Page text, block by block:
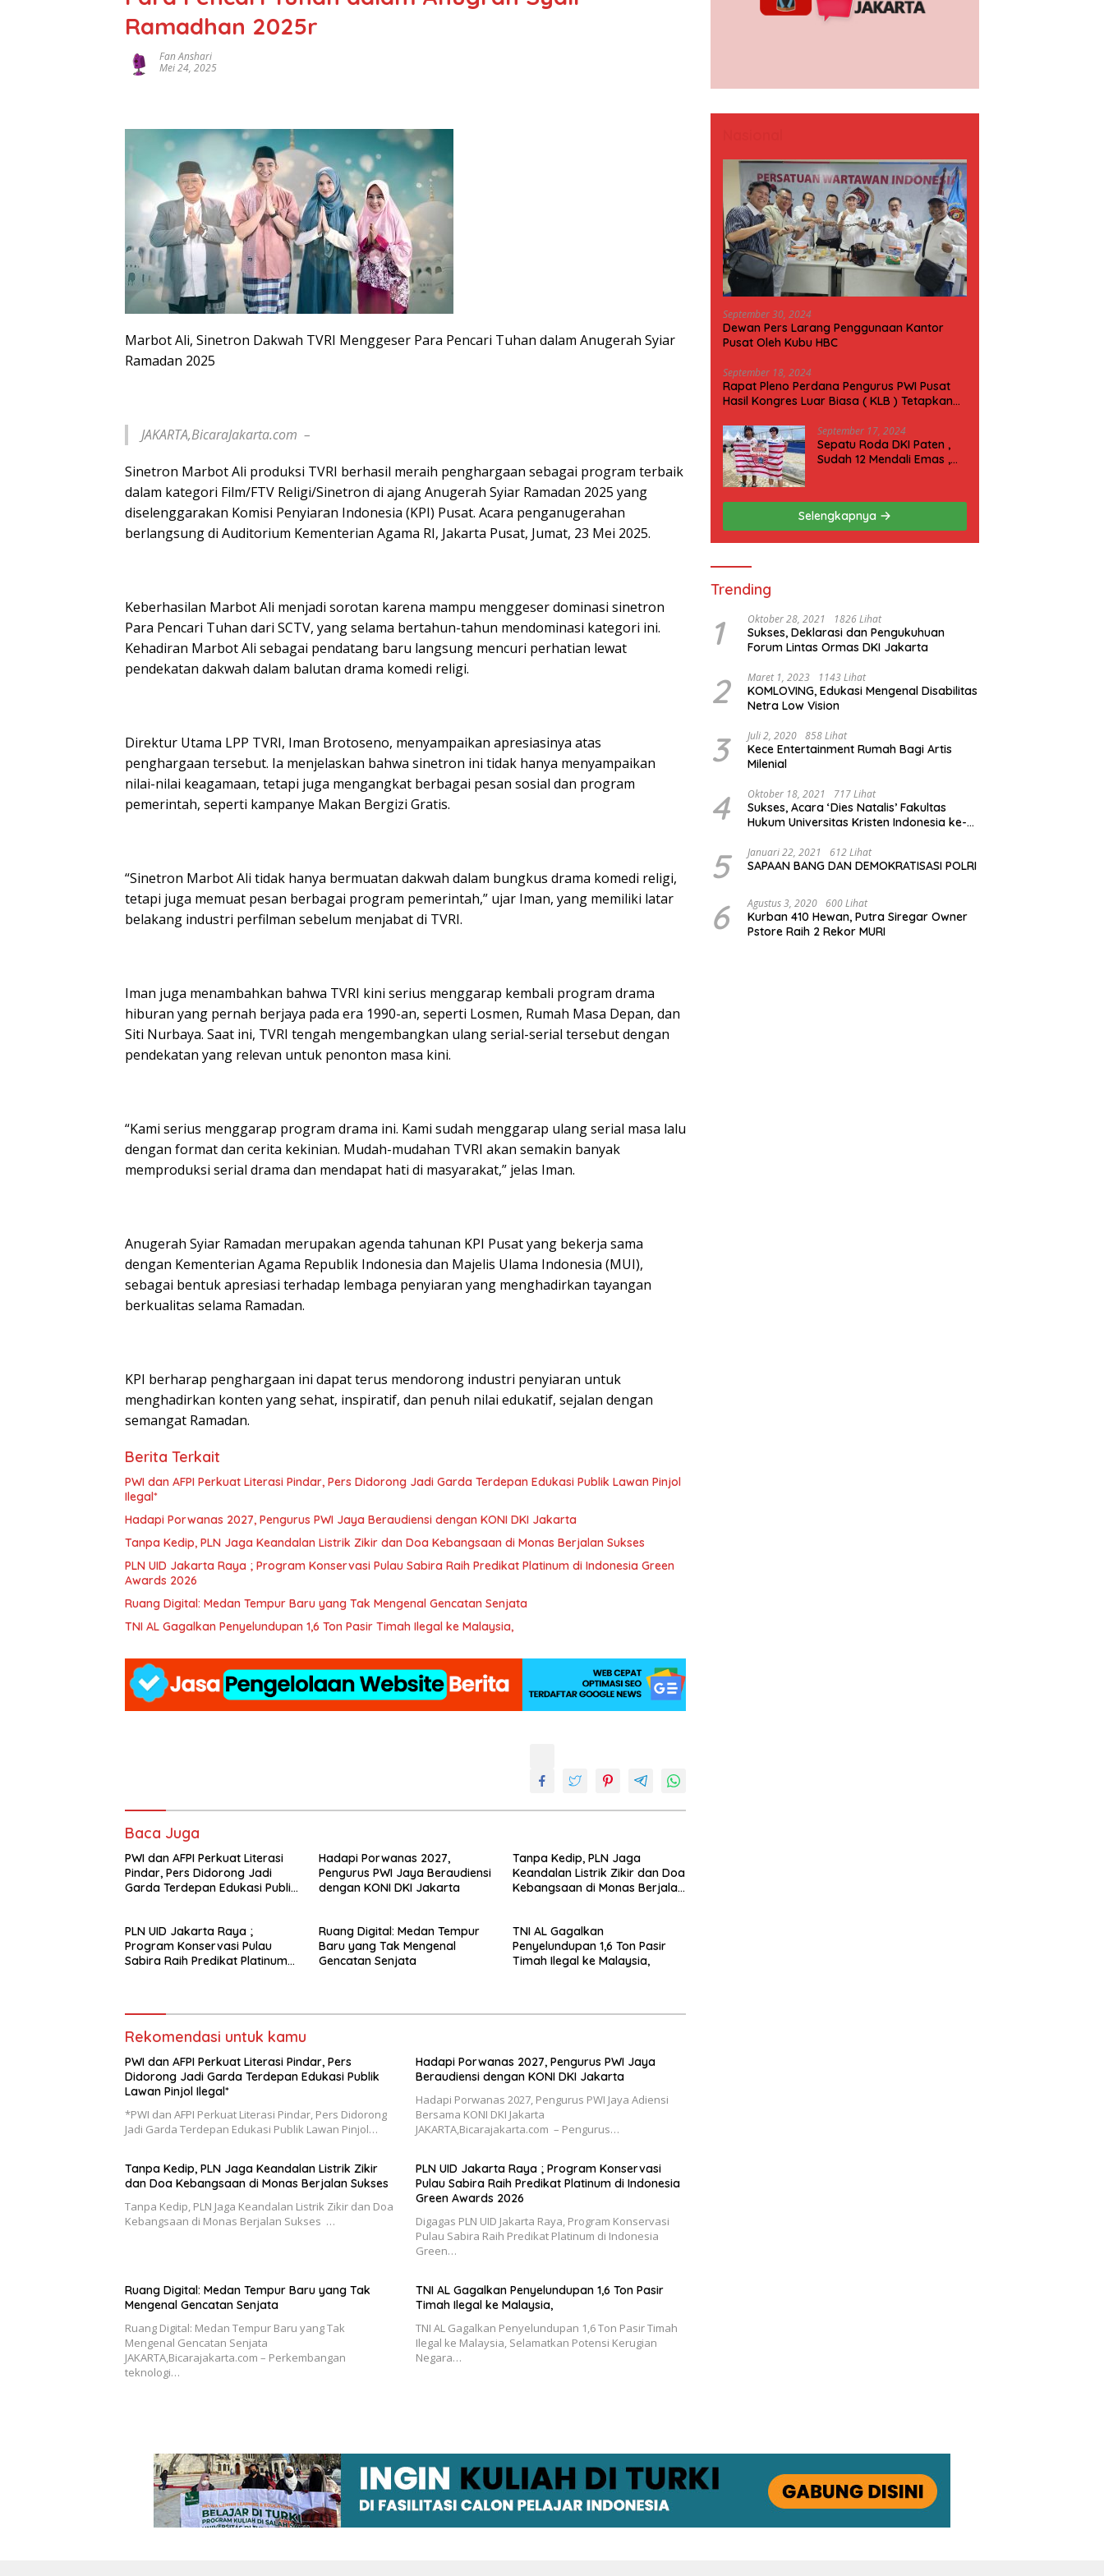
Ramadhan 2025r
Fan Anshari
Mei 24, 2025
Marbot Ali, Sinetron Dakwah TVRI Menggeser Para Pencari Tuhan dalam Anugerah Syiar
Ramadan 2025
JAKARTA,BicaraJakarta.com –
Sinetron Marbot Ali produksi TVRI berhasil meraih penghargaan sebagai program terbaik
dalam kategori Film/FTV Religi/Sinetron di ajang Anugerah Syiar Ramadan 2025 yang
diselenggarakan Komisi Penyiaran Indonesia (KPI) Pusat. Acara penganugerahan
berlangsung di Auditorium Kementerian Agama RI, Jakarta Pusat, Jumat, 23 Mei 2025.
Keberhasilan Marbot Ali menjadi sorotan karena mampu menggeser dominasi sinetron
Para Pencari Tuhan dari SCTV, yang selama bertahun-tahun mendominasi kategori ini.
Kehadiran Marbot Ali sebagai pendatang baru langsung mencuri perhatian lewat
pendekatan dakwah dalam balutan drama komedi religi.
Direktur Utama LPP TVRI, Iman Brotoseno, menyampaikan apresiasinya atas
penghargaan tersebut. Ia menjelaskan bahwa sinetron ini tidak hanya menyampaikan
nilai-nilai keagamaan, tetapi juga mengangkat berbagai pesan sosial dan program
pemerintah, seperti kampanye Makan Bergizi Gratis.
“Sinetron Marbot Ali tidak hanya bermuatan dakwah dalam bungkus drama komedi religi,
tetapi juga memuat pesan berbagai program pemerintah,” ujar Iman, yang memiliki latar
belakang industri perfilman sebelum menjabat di TVRI.
Iman juga menambahkan bahwa TVRI kini serius menggarap kembali program drama
hiburan yang pernah berjaya pada era 1990-an, seperti Losmen, Rumah Masa Depan, dan
Siti Nurbaya. Saat ini, TVRI tengah mengembangkan ulang serial-serial tersebut dengan
pendekatan yang relevan untuk penonton masa kini.
“Kami serius menggarap program drama ini. Kami sudah menggarap ulang serial masa lalu
dengan format dan cerita kekinian. Mudah-mudahan TVRI akan semakin banyak
memproduksi serial drama dan mendapat hati di masyarakat,” jelas Iman.
Anugerah Syiar Ramadan merupakan agenda tahunan KPI Pusat yang bekerja sama
dengan Kementerian Agama Republik Indonesia dan Majelis Ulama Indonesia (MUI),
sebagai bentuk apresiasi terhadap lembaga penyiaran yang menghadirkan tayangan
berkualitas selama Ramadan.
KPI berharap penghargaan ini dapat terus mendorong industri penyiaran untuk
menghadirkan konten yang sehat, inspiratif, dan penuh nilai edukatif, sejalan dengan
semangat Ramadan.
Berita Terkait
PWI dan AFPI Perkuat Literasi Pindar, Pers Didorong Jadi Garda Terdepan Edukasi Publik Lawan Pinjol
Ilegal*
Hadapi Porwanas 2027, Pengurus PWI Jaya Beraudiensi dengan KONI DKI Jakarta
Tanpa Kedip, PLN Jaga Keandalan Listrik Zikir dan Doa Kebangsaan di Monas Berjalan Sukses
PLN UID Jakarta Raya ; Program Konservasi Pulau Sabira Raih Predikat Platinum di Indonesia Green
Awards 2026
Ruang Digital: Medan Tempur Baru yang Tak Mengenal Gencatan Senjata
TNI AL Gagalkan Penyelundupan 1,6 Ton Pasir Timah Ilegal ke Malaysia,
Baca Juga
PWI dan AFPI Perkuat Literasi
Pindar, Pers Didorong Jadi
Garda Terdepan Edukasi Publik
Hadapi Porwanas 2027,
Pengurus PWI Jaya Beraudiensi
dengan KONI DKI Jakarta
Tanpa Kedip, PLN Jaga
Keandalan Listrik Zikir dan Doa
Kebangsaan di Monas Berjalan
PLN UID Jakarta Raya ;
Program Konservasi Pulau
Sabira Raih Predikat Platinum
Ruang Digital: Medan Tempur
Baru yang Tak Mengenal
Gencatan Senjata
TNI AL Gagalkan
Penyelundupan 1,6 Ton Pasir
Timah Ilegal ke Malaysia,
Rekomendasi untuk kamu
PWI dan AFPI Perkuat Literasi Pindar, Pers
Didorong Jadi Garda Terdepan Edukasi Publik
Lawan Pinjol Ilegal*
*PWI dan AFPI Perkuat Literasi Pindar, Pers Didorong
Jadi Garda Terdepan Edukasi Publik Lawan Pinjol…
Hadapi Porwanas 2027, Pengurus PWI Jaya
Beraudiensi dengan KONI DKI Jakarta
Hadapi Porwanas 2027, Pengurus PWI Jaya Adiensi
Bersama KONI DKI Jakarta
JAKARTA,Bicarajakarta.com – Pengurus…
Tanpa Kedip, PLN Jaga Keandalan Listrik Zikir
dan Doa Kebangsaan di Monas Berjalan Sukses
Tanpa Kedip, PLN Jaga Keandalan Listrik Zikir dan Doa
Kebangsaan di Monas Berjalan Sukses …
PLN UID Jakarta Raya ; Program Konservasi
Pulau Sabira Raih Predikat Platinum di Indonesia
Green Awards 2026
Digagas PLN UID Jakarta Raya, Program Konservasi
Pulau Sabira Raih Predikat Platinum di Indonesia
Green…
Ruang Digital: Medan Tempur Baru yang Tak
Mengenal Gencatan Senjata
Ruang Digital: Medan Tempur Baru yang Tak
Mengenal Gencatan Senjata
JAKARTA,Bicarajakarta.com – Perkembangan
teknologi…
TNI AL Gagalkan Penyelundupan 1,6 Ton Pasir
Timah Ilegal ke Malaysia,
TNI AL Gagalkan Penyelundupan 1,6 Ton Pasir Timah
Ilegal ke Malaysia, Selamatkan Potensi Kerugian
Negara…
September 30, 2024
Dewan Pers Larang Penggunaan Kantor
Pusat Oleh Kubu HBC
September 18, 2024
Rapat Pleno Perdana Pengurus PWI Pusat
Hasil Kongres Luar Biasa ( KLB ) Tetapkan
September 17, 2024
Sepatu Roda DKI Paten ,
Sudah 12 Mendali Emas ,
Selengkapnya
Trending
1 Oktober 28, 2021 1826 Lihat
Sukses, Deklarasi dan Pengukuhuan
Forum Lintas Ormas DKI Jakarta
2 Maret 1, 2023 1143 Lihat
KOMLOVING, Edukasi Mengenal Disabilitas
Netra Low Vision
3 Juli 2, 2020 858 Lihat
Kece Entertainment Rumah Bagi Artis
Milenial
4 Oktober 18, 2021 717 Lihat
Sukses, Acara ‘Dies Natalis’ Fakultas
Hukum Universitas Kristen Indonesia ke-
5 Januari 22, 2021 612 Lihat
SAPAAN BANG DAN DEMOKRATISASI POLRI
6 Agustus 3, 2020 600 Lihat
Kurban 410 Hewan, Putra Siregar Owner
Pstore Raih 2 Rekor MURI